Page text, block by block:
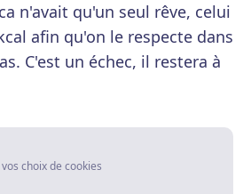
n'avait qu'un seul rêve, celui
afin qu'on le respecte dans
C'est un échec, il restera à
choix de cookies